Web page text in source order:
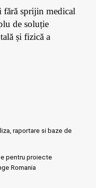
fără sprijin medical
de soluție
și fizică a
raportare si baze de
pentru proiecte
Romania